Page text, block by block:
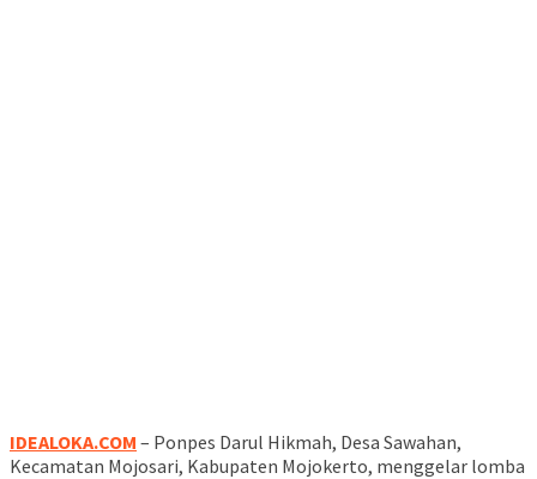
IDEALOKA.COM – Ponpes Darul Hikmah, Desa Sawahan,
Kecamatan Mojosari, Kabupaten Mojokerto, menggelar lomba